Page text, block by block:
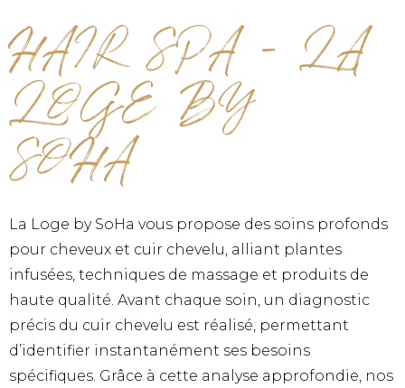
HAIR SPA - LA
LOGE BY
SOHA
La Loge by SoHa vous propose des soins profonds
pour cheveux et cuir chevelu, alliant plantes
infusées, techniques de massage et produits de
haute qualité. Avant chaque soin, un diagnostic
précis du cuir chevelu est réalisé, permettant
d’identifier instantanément ses besoins
spécifiques. Grâce à cette analyse approfondie, nos